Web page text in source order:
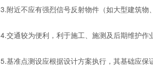
3.附近不应有强烈信号反射物件（如大型建筑物
4.交通较为便利，利于施工、施测及后期维护作
5.基准点测设应根据设计方案执行，其基础应保